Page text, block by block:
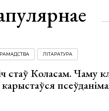
ЛІТАРАТУРА
стаў Коласам. Чаму